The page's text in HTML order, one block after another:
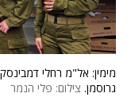
מימין: אל"מ רחלי
גרוסמן. צילום: פלי הנמר